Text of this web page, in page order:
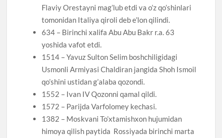
Flaviy Orestayni mag’lub etdi va o’z qo’shinlari
tomonidan Italiya qiroli deb e’lon qilindi.
634 – Birinchi xalifa Abu Abu Bakr r.a. 63
yoshida vafot etdi.
1514 – Yavuz Sulton Selim boshchiligidagi
Usmonli Armiyasi Chaldiran jangida Shoh Ismoil
qo’shini ustidan g’alaba qozondi.
1552 – Ivan IV Qozonni qamal qildi.
1572 – Parijda Varfolomey kechasi.
1382 – Moskvani To’xtamishxon hujumidan
himoya qilish paytida Rossiyada birinchi marta